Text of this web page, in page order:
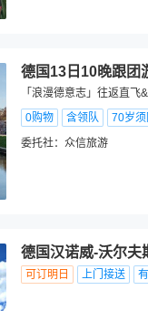
德国13日10晚跟团
「浪漫德意志」往返直
0购物
含领队
70岁
委托社： 众信旅游
德国汉诺威-沃尔夫
可订明日 上门接送